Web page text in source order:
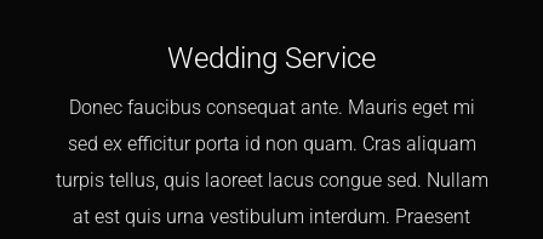
Wedding Service
Donec faucibus consequat ante. Mauris eget mi
sed ex efficitur porta id non quam. Cras aliquam
turpis tellus, quis laoreet lacus congue sed. Nullam
at est quis urna vestibulum interdum. Praesent